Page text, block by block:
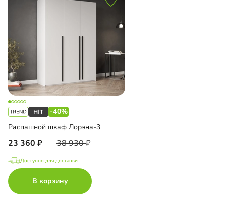
-40%
Распашной шкаф Лорэна-3
23 360 38 930
Доступно для доставки
В корзину